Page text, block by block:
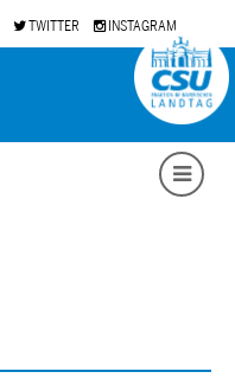
TWITTER INSTAGRAM